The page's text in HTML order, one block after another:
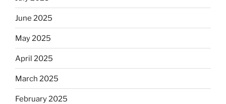
June 2025
May 2025
April 2025
March 2025
February 2025